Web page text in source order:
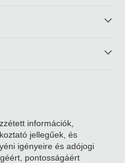
információk,
jellegűek, és
igényeire és adójogi
pontosságáért